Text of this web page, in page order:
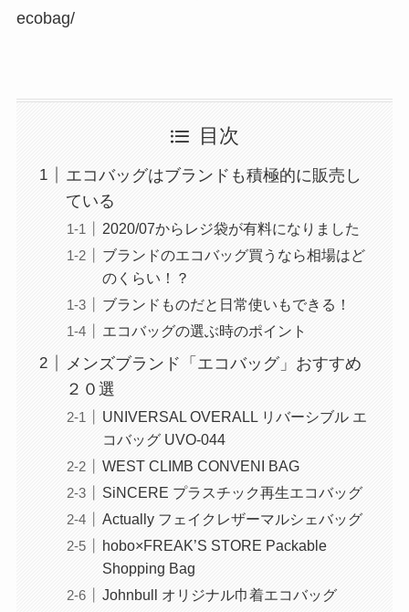
ecobag/
目次
エコバッグはブランドも積極的に販売し
ている
2020/07からレジ袋が有料になりました
ブランドのエコバッグ買うなら相場はど
のくらい！？
ブランドものだと日常使いもできる！
エコバッグの選ぶ時のポイント
メンズブランド「エコバッグ」おすすめ
２０選
UNIVERSAL OVERALL リバーシブル エ
コバッグ UVO-044
WEST CLIMB CONVENI BAG
SiNCERE プラスチック再生エコバッグ
Actually フェイクレザーマルシェバッグ
hobo×FREAK’S STORE Packable
Shopping Bag
Johnbull オリジナル巾着エコバッグ